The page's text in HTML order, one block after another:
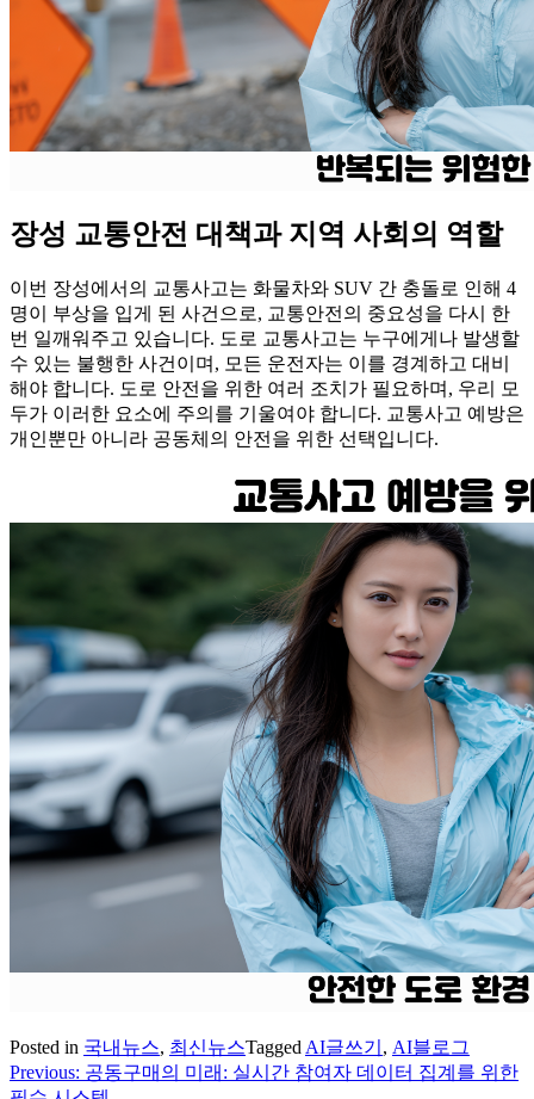
장성 교통안전 대책과 지역 사회의 역할
이번 장성에서의 교통사고는 화물차와 SUV 간 충돌로 인해 4
명이 부상을 입게 된 사건으로, 교통안전의 중요성을 다시 한
번 일깨워주고 있습니다. 도로 교통사고는 누구에게나 발생할
수 있는 불행한 사건이며, 모든 운전자는 이를 경계하고 대비
해야 합니다. 도로 안전을 위한 여러 조치가 필요하며, 우리 모
두가 이러한 요소에 주의를 기울여야 합니다. 교통사고 예방은
개인뿐만 아니라 공동체의 안전을 위한 선택입니다.
Posted in 국내뉴스, 최신뉴스Tagged AI글쓰기 , AI블로그
글
Previous: 공동구매의 미래: 실시간 참여자 데이터 집계를 위한